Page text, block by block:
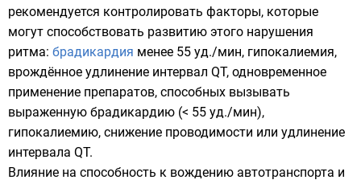
рекомендуется контролировать факторы, которые
могут способствовать развитию этого нарушения
ритма: брадикардия менее 55 уд./мин, гипокалиемия,
врождённое удлинение интервал QT, одновременное
применение препаратов, способных вызывать
выраженную брадикардию (< 55 уд./мин),
гипокалиемию, снижение проводимости или удлинение
интервала QT.
Влияние на способность к вождению автотранспорта и